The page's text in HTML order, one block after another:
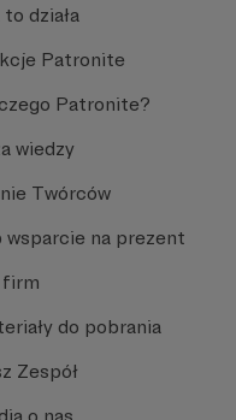
działa
Patronite
Patronite?
wiedzy
Twórców
wsparcie na prezent
firm
do pobrania
Zespół